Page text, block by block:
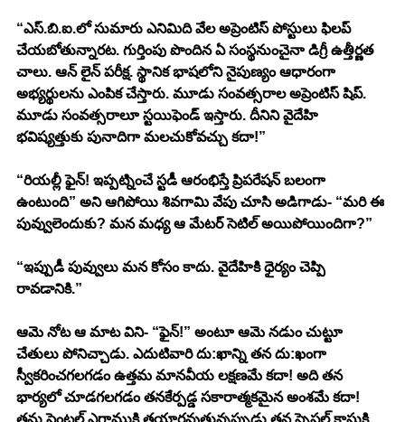
“ఎస్.బి.ఐ.లో సుమారు ఎనిమిది వేల అప్రెంటిస్ పోస్టులు ఫిలప్
చేయబోతున్నారట. గుర్తింపు పొందిన ఏ సంస్థనుంచైనా డిగ్రీ ఉత్తీర్ణత
చాలు. ఆన్ లైన్ పరీక్ష. స్థానిక భాషలోని నైపుణ్యం ఆధారంగా
అభ్యర్థులను ఎంపిక చేస్తారు. మూడు సంవత్సరాల అప్రెంటిస్ షిప్.
మూడు సంవత్సరాలూ స్టయిఫెండ్ ఇస్తారు. దీనిని వైదేహి
భవిష్యత్తుకు పునాదిగా మలచుకోవచ్చు కదా!”
“రియల్లీ ఫైన్! ఇప్పట్నించే స్టడీ ఆరంభిస్తే ప్రిపరేషన్ బలంగా
ఉంటుంది” అని ఆగిపోయి శివగామి వేపు చూసి అడిగాడు- “మరి ఈ
పువ్వులెందుకు? మన మధ్య ఆ మేటర్ సెటిల్ అయిపోయిందిగా?”
“ఇప్పుడీ పువ్వులు మన కోసం కాదు. వైదేహికి ధైర్యం చెప్పి
రావడానికి.”
ఆమె నోట ఆ మాట విని- “ఫైన్!” అంటూ ఆమె నడుం చుట్టూ
చేతులు పోనిచ్చాడు. ఎదుటివారి దు:ఖాన్ని తన దు:ఖంగా
స్వీకరించగలగడం ఉత్తమ మానవీయ లక్షణమే కదా! అది తన
భార్యలో చూడగలగడం తనకేర్పడ్డ సకారాత్మకమైన అంశమే కదా!